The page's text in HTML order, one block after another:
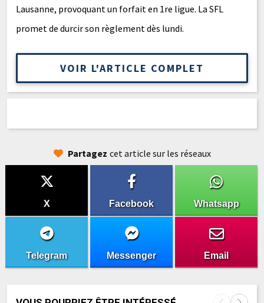
Lausanne, provoquant un forfait en 1re ligue. La SFL
promet de durcir son règlement dès lundi.
VOIR L'ARTICLE COMPLET
Partagez cet article sur les réseaux
X Facebook Whatsapp
Telegram Messenger Email